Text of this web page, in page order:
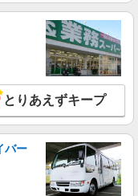
円 ※就業条件や職務
る
下方町3
詳細を見る
とりあえずキープ
バー